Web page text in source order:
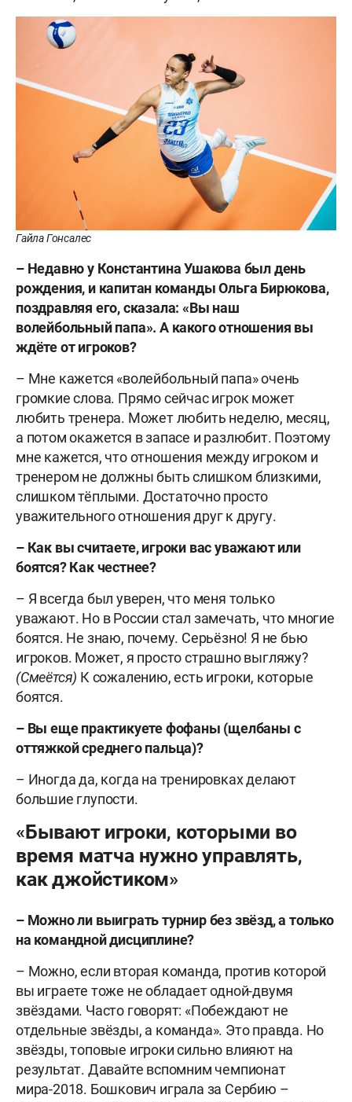
Гайла Гонсалес
– Недавно у Константина Ушакова был день
рождения, и капитан команды Ольга Бирюкова,
поздравляя его, сказала: «Вы наш
волейбольный папа». А какого отношения вы
ждёте от игроков?
– Мне кажется «волейбольный папа» очень
громкие слова. Прямо сейчас игрок может
любить тренера. Может любить неделю, месяц,
а потом окажется в запасе и разлюбит. Поэтому
мне кажется, что отношения между игроком и
тренером не должны быть слишком близкими,
слишком тёплыми. Достаточно просто
уважительного отношения друг к другу.
– Как вы считаете, игроки вас уважают или
боятся? Как честнее?
– Я всегда был уверен, что меня только
уважают. Но в России стал замечать, что многие
боятся. Не знаю, почему. Серьёзно! Я не бью
игроков. Может, я просто страшно выгляжу?
(Смеётся) К сожалению, есть игроки, которые
боятся.
– Вы еще практикуете фофаны (щелбаны с
оттяжкой среднего пальца)?
– Иногда да, когда на тренировках делают
большие глупости.
«Бывают игроки, которыми во
время матча нужно управлять,
как джойстиком»
– Можно ли выиграть турнир без звёзд, а только
на командной дисциплине?
– Можно, если вторая команда, против которой
вы играете тоже не обладает одной-двумя
звёздами. Часто говорят: «Побеждают не
отдельные звёзды, а команда». Это правда. Но
звёзды, топовые игроки сильно влияют на
результат. Давайте вспомним чемпионат
мира-2018. Бошкович играла за Сербию –